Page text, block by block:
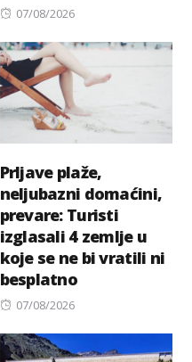
Posted
07/08/2026
Prljave plaže,
neljubazni domaćini,
prevare: Turisti
izglasali 4 zemlje u
koje se ne bi vratili ni
besplatno
Posted
07/08/2026